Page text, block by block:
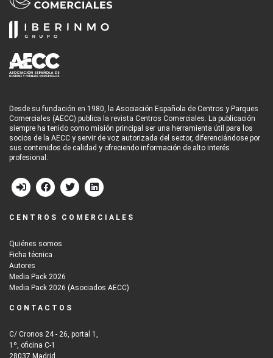
Desde su fundación en 1980, la Asociación Española de Centros y Parques
Comerciales (AECC) publica la revista Centros Comerciales. La publicación
siempre ha tenido como misión principal ser una herramienta útil para los
socios de la AECC y servir de voz autorizada del sector, diferenciándose por
sus contenidos de calidad y ofreciendo información de alto interés
profesional.
CENTROS COMERCIALES
Quiénes somos
Ficha técnica
Autores
Media Pack 2026
Media Pack 2026 (Asociados AECC)
CONTACTOS
C/ Cronos 24 - 26, portal 1,
1º, oficina C-1